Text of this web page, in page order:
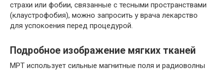
страхи или фобии, связанные с тесными пространствами
(клаустрофобия), можно запросить у врача лекарство
для успокоения перед процедурой.
Подробное изображение мягких тканей
МРТ использует сильные магнитные поля и радиоволны